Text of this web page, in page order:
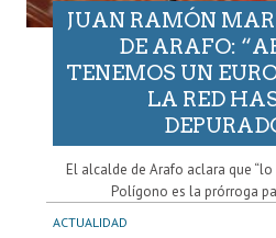
JUAN RAMÓN
DE ARAFO:
TENEMOS UN
LA RED
El alcalde de Arafo aclara que
Polígono es la prórroga
ACTUALIDAD